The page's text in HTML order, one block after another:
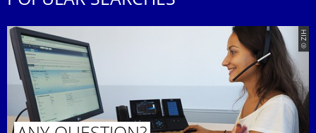
© ZIH